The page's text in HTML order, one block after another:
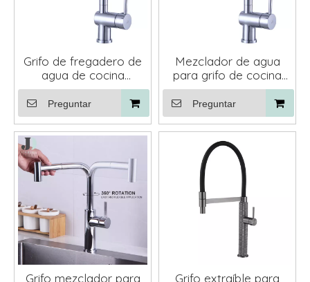
Grifo de fregadero de
agua de cocina
moderno de 360 ​​
grados con rociador
extraíble
Preguntar
Mezclador de agua
para grifo de cocina
extraíble con una sola
palanca de latón de
rotación 360
Preguntar
Grifo mezclador para
Grifo extraíble para